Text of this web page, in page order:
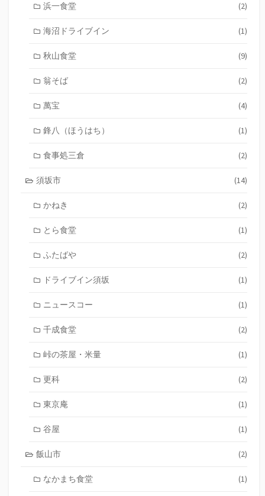
浜一食堂 (2)
海沼ドライブイン (1)
秋山食堂 (9)
翁そば (2)
萬宝 (4)
鋒八（ほうはち） (1)
食事処三倉 (2)
須坂市 (14)
かねき (2)
とら食堂 (1)
ふたばや (2)
ドライブイン須坂 (1)
ニュースコー (1)
千成食堂 (2)
峠の茶屋・米量 (1)
更科 (2)
東京庵 (1)
谷屋 (1)
飯山市 (2)
なかまち食堂 (1)